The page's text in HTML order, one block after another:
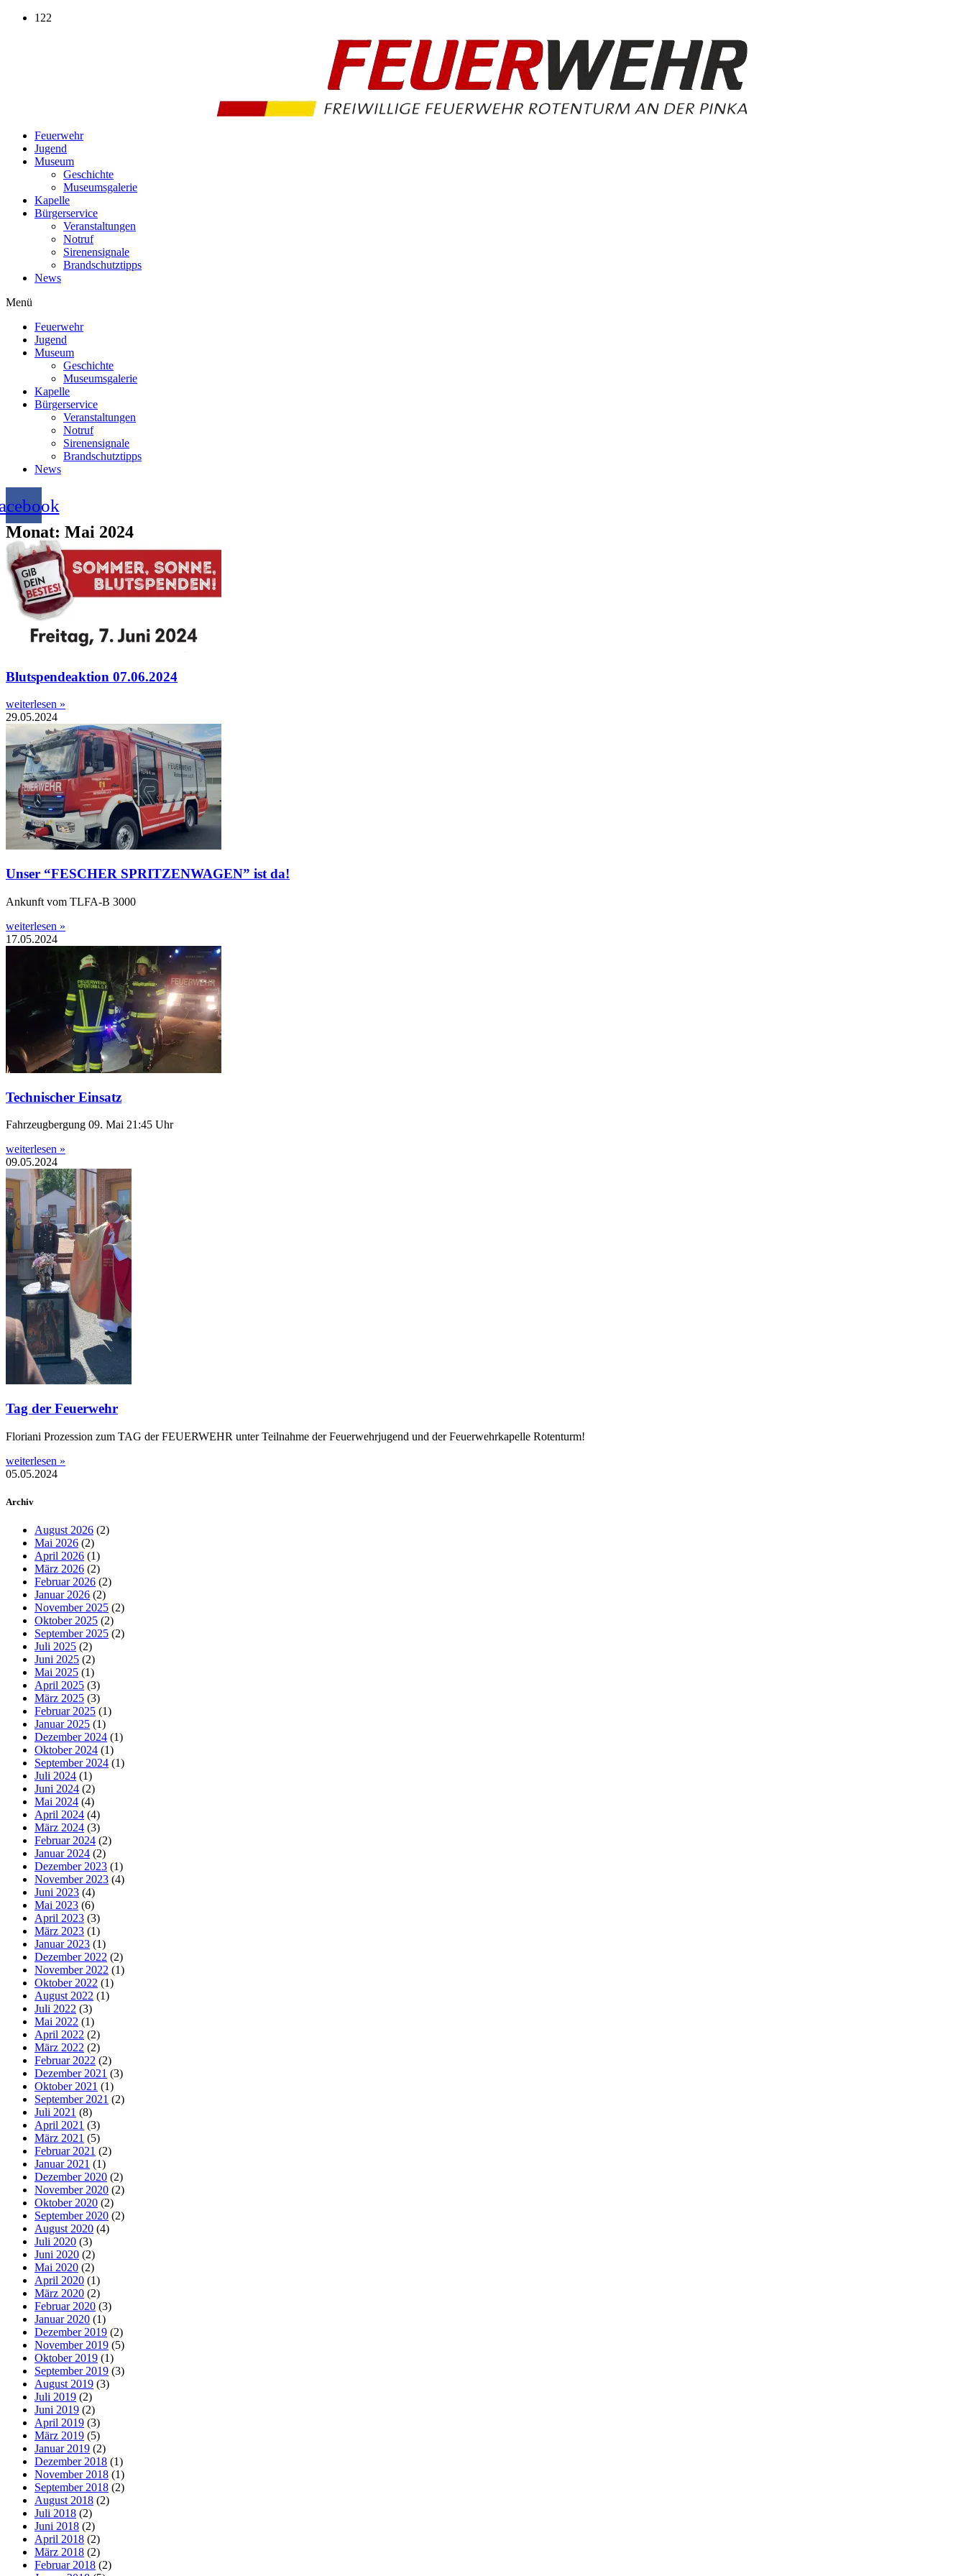
Zum
122
Feuerwehr
Jugend
Museum
Geschichte
Museumsgalerie
Kapelle
Bürgerservice
Veranstaltungen
Notruf
Sirenensignale
Brandschutztipps
News
Menü
Feuerwehr
Jugend
Museum
Geschichte
Museumsgalerie
Kapelle
Bürgerservice
Veranstaltungen
Notruf
Sirenensignale
Brandschutztipps
News
Monat: Mai 2024
Blutspendeaktion 07.06.2024
weiterlesen »
29.05.2024
Unser “FESCHER SPRITZENWAGEN” ist da!
Ankunft vom TLFA-B 3000
weiterlesen »
17.05.2024
Technischer Einsatz
Fahrzeugbergung 09. Mai 21:45 Uhr
weiterlesen »
09.05.2024
Tag der Feuerwehr
Floriani Prozession zum TAG der FEUERWEHR unter Teilnahme der Feuerwehrjugend und der Feuerwehrkapelle Rotenturm!
weiterlesen »
05.05.2024
Archiv
August 2026 (2)
Mai 2026 (2)
April 2026 (1)
März 2026 (2)
Februar 2026 (2)
Januar 2026 (2)
November 2025 (2)
Oktober 2025 (2)
September 2025 (2)
Juli 2025 (2)
Juni 2025 (2)
Mai 2025 (1)
April 2025 (3)
März 2025 (3)
Februar 2025 (1)
Januar 2025 (1)
Dezember 2024 (1)
Oktober 2024 (1)
September 2024 (1)
Juli 2024 (1)
Juni 2024 (2)
Mai 2024 (4)
April 2024 (4)
März 2024 (3)
Februar 2024 (2)
Januar 2024 (2)
Dezember 2023 (1)
November 2023 (4)
Juni 2023 (4)
Mai 2023 (6)
April 2023 (3)
März 2023 (1)
Januar 2023 (1)
Dezember 2022 (2)
November 2022 (1)
Oktober 2022 (1)
August 2022 (1)
Juli 2022 (3)
Mai 2022 (1)
April 2022 (2)
März 2022 (2)
Februar 2022 (2)
Dezember 2021 (3)
Oktober 2021 (1)
September 2021 (2)
Juli 2021 (8)
April 2021 (3)
März 2021 (5)
Februar 2021 (2)
Januar 2021 (1)
Dezember 2020 (2)
November 2020 (2)
Oktober 2020 (2)
September 2020 (2)
August 2020 (4)
Juli 2020 (3)
Juni 2020 (2)
Mai 2020 (2)
April 2020 (1)
März 2020 (2)
Februar 2020 (3)
Januar 2020 (1)
Dezember 2019 (2)
November 2019 (5)
Oktober 2019 (1)
September 2019 (3)
August 2019 (3)
Juli 2019 (2)
Juni 2019 (2)
April 2019 (3)
März 2019 (5)
Januar 2019 (2)
Dezember 2018 (1)
November 2018 (1)
September 2018 (2)
August 2018 (2)
Juli 2018 (2)
Juni 2018 (2)
April 2018 (2)
März 2018 (2)
Februar 2018 (2)